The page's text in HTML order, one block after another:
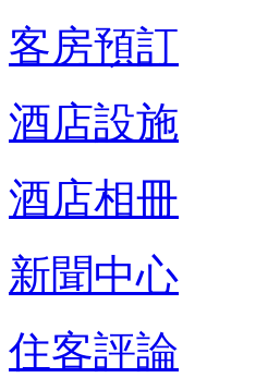
客房預訂
酒店設施
酒店相冊
新聞中心
住客評論